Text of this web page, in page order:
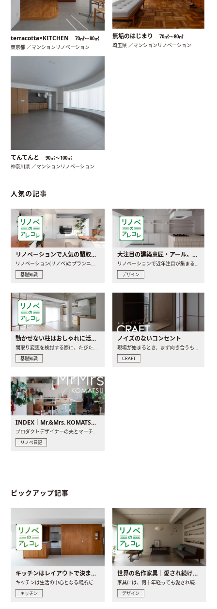
terracotta×KITCHEN 70㎡〜80㎡
東京都 ／マンションリノベーション
無垢のはじまり 70㎡〜80㎡
埼玉県 ／マンションリノベーション
てんてんと 90㎡〜100㎡
神奈川県 ／マンションリノベーション
人気の記事
リノベーションで人気の間取りとは？トレンドの間取りと実例を徹底解説
リノベーション(リノベ)のプランニングで一番最初に決めるのは..
基礎知識
大注目の建築意匠・アール。人気の理由と空間に取り入れるポイント
リノベーションで近年注目が集まる建築意匠の一つであるアール..
デザイン
動かせない柱はおしゃれに活用！柱を魅せるリノベーション(リノベ)4選
間取り変更を検討する際に、たびたび皆さんの頭を悩ませる動か..
基礎知識
ノイズのないコンセント
現場が始まるとき、まず向き合うものの一つがコンセントです..
CRAFT
INDEX｜Mr.&Mrs. KOMATSU renovation diary
プロダクトデザイナーの夫とマーチャンダイザーの妻が、夫婦で..
リノベ日記
ピックアップ記事
キッチンはレイアウトで決まる。後悔しないための考え方と選び方
キッチンは生活の中心となる場所だからこそ、家の中のどこに置..
キッチン
世界の名作家具｜愛され続ける理由と一生モノとの出会い方
家具には、何十年経っても愛され続ける「名作」と呼ばれるもの..
デザイン